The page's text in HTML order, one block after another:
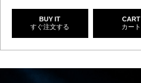
BUY IT
すぐ注文する
CART
カート